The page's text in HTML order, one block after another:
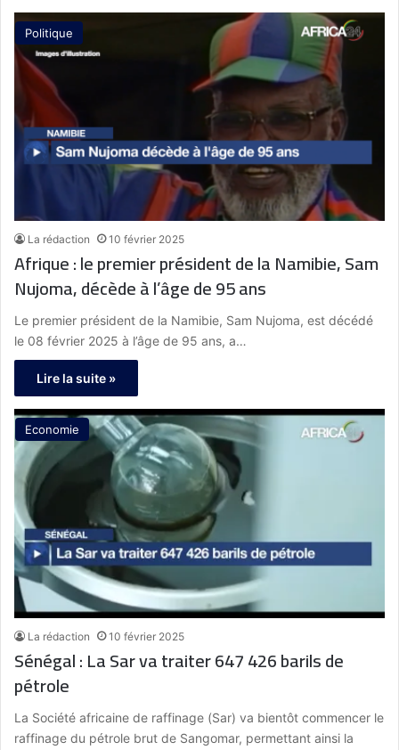
Politique
La rédaction 10 février 2025
Afrique : le premier président de la Namibie, Sam
Nujoma, décède à l’âge de 95 ans
Le premier président de la Namibie, Sam Nujoma, est décédé
le 08 février 2025 à l’âge de 95 ans, a…
Lire la suite »
Economie
La rédaction 10 février 2025
Sénégal : La Sar va traiter 647 426 barils de
pétrole
La Société africaine de raffinage (Sar) va bientôt commencer le
raffinage du pétrole brut de Sangomar, permettant ainsi la